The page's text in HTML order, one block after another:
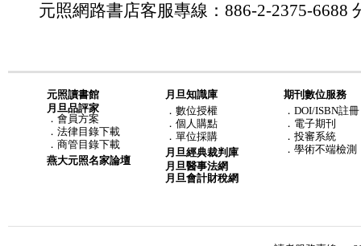
元照網路書店客服專線：886-2-2375-6688
元照讀書館
月旦品評家
． 會員方案
． 法律目錄下載
． 商管目錄下載
燕大元照名家論壇
月旦知識庫
． 數位授權
． 個人購點
． 單位採購
月旦經典裁判庫
月旦醫事法網
月旦會計財稅網
期刊數位服務
．DOI/ISBN註冊
．電子期刊
．投審系統
．學術不端檢測